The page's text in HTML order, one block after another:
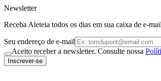
Newsletter
Receba Aleteia todos os dias em sua caixa de e-
Seu endereço de e-mail
Aceito receber a newsletter. Consulte nossa
Inscrever-se